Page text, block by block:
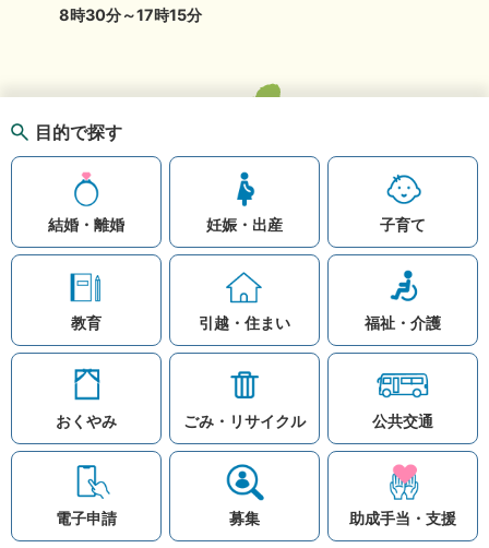
知りたい情報を検索
目的で探す
結婚・離婚 妊娠・出産 子育て
教育 引越・住まい 福祉・介護
おくやみ ごみ・リサイクル 公共交通
電子申請 募集 助成手当・支援
8時30分～17時15分
お問い合わせ
リンク集
このホームページ
著作権と免責事項につ
プライバシーポリシー